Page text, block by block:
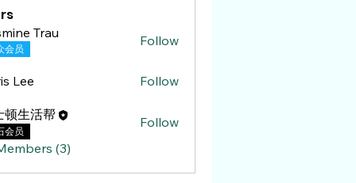
Trau
Trau
会员
Follow
Lee Follow
顿生活帮
会员
Follow
(3)